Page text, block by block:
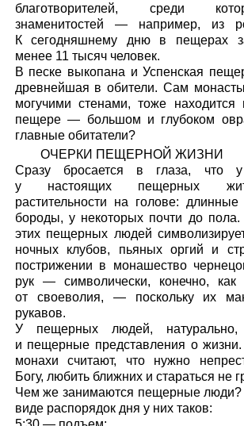
благотворителей, среди
знаменитостей — например, из
К сегодняшнему дню в пещерах
менее 11 тысяч человек.
В песке выкопана и Успенская
древнейшая в обители. Сам
могучими стенами, тоже находится
пещере — большом и глубоком
главные обитатели?
ОЧЕРКИ ПЕЩЕРНОЙ ЖИЗНИ
Сразу бросается в глаза, что
у настоящих пещерных
растительности на голове:
бороды, у некоторых почти до
этих пещерных людей
ночных клубов, пьяных оргий и
пострижении в монашество
рук — символически, конечно, как
от своеволия, — поскольку их
рукавов.
У пещерных людей,
и пещерные представления о
монахи считают, что нужно
Богу, любить ближних и стараться не
Чем же занимаются пещерные
виде распорядок дня у них таков: